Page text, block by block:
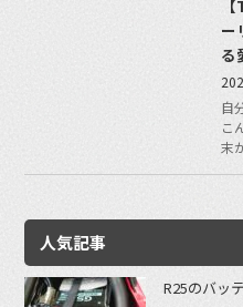
ー
る
自
こ
末
人気記事
R25のバッ